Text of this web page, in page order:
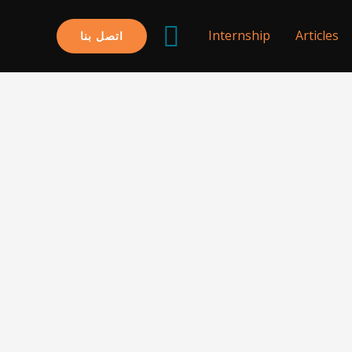
Articles
Internship البحثاتصل بنا